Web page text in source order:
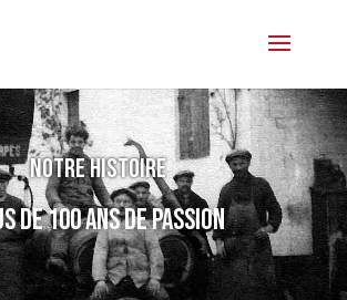
Notre histoire
de 100 ans de passion